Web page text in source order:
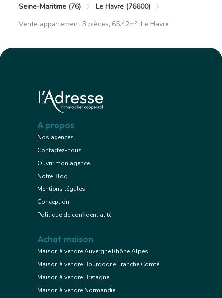
Seine-Maritime (76)
Le Havre (76600)
Vente appartement 3 pièces, 65.42m², Le Havre
A propos
Nos agences
Contactez-nous
Ouvrir mon agence
Notre Blog
Mentions légales
Conception
Politique de confidentialité
Achat maison
Maison à vendre Auvergne Rhône Alpes
Maison à vendre Bourgogne Franche Comté
Maison à vendre Bretagne
Maison à vendre Normandie